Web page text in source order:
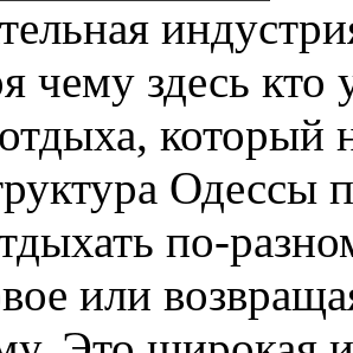
чему здесь
который
Одессы
по-
или